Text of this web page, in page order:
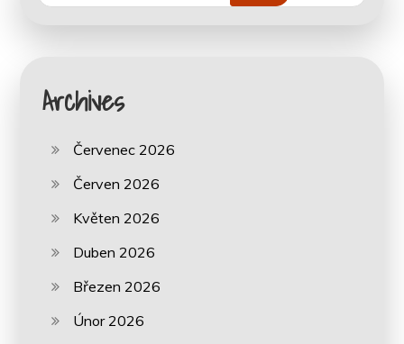
Archives
Červenec 2026
Červen 2026
Květen 2026
Duben 2026
Březen 2026
Únor 2026